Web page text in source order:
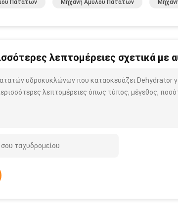
Πατατών Μηχανή Αμύλου Πατατών
λεπτομέρειες σχετικά με
υδροκυκλώνων που κατασκευάζει Dehydrator
λεπτομέρειες όπως τύπος, μέγεθος,